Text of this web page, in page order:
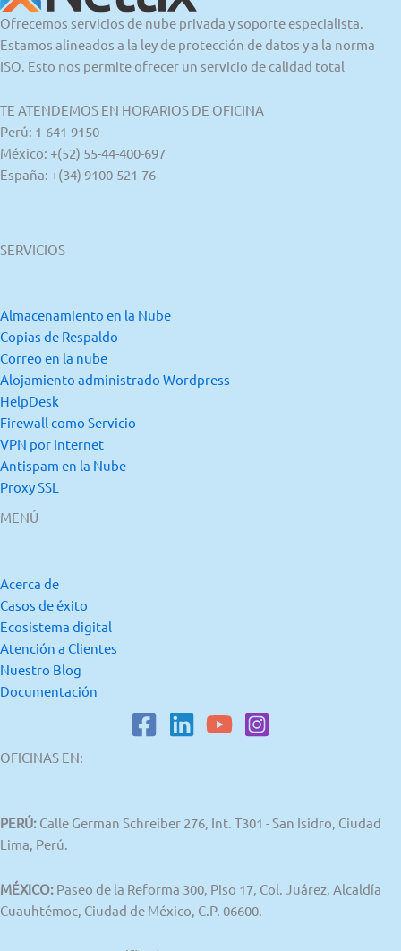
Ofrecemos servicios de nube privada y soporte especialista.
Estamos alineados a la ley de protección de datos y a la norma
ISO. Esto nos permite ofrecer un servicio de calidad total
TE ATENDEMOS EN HORARIOS DE OFICINA
Perú: 1-641-9150
México: +(52) 55-44-400-697
España: +(34) 9100-521-76
SERVICIOS
Almacenamiento en la Nube
Copias de Respaldo
Correo en la nube
Alojamiento administrado Wordpress
HelpDesk
Firewall como Servicio
VPN por Internet
Antispam en la Nube
Proxy SSL
MENÚ
Acerca de
Casos de éxito
Ecosistema digital
Atención a Clientes
Nuestro Blog
Documentación
OFICINAS EN:
PERÚ: Calle German Schreiber 276, Int. T301 - San Isidro, Ciudad
Lima, Perú.
MÉXICO: Paseo de la Reforma 300, Piso 17, Col. Juárez, Alcaldía
Cuauhtémoc, Ciudad de México, C.P. 06600.